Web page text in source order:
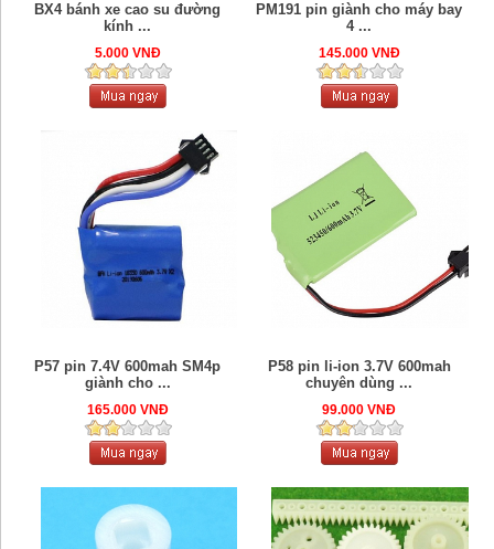
BX4 bánh xe cao su đường
kính ...
5.000 VNĐ
PM191 pin giành cho máy bay
4 ...
145.000 VNĐ
P57 pin 7.4V 600mah SM4p
giành cho ...
165.000 VNĐ
P58 pin li-ion 3.7V 600mah
chuyên dùng ...
99.000 VNĐ